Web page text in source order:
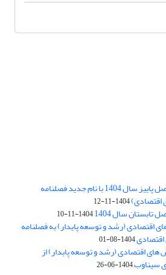
بارگذاری فایل کلی مقالات فصل پاییز سال 1404 با نام جدید فصلنامه
اقتصادی)1404-11-12
سال 1404 1404-11-10
اقتصادی (رشد و توسعه پایدار) به فصلنامه
1404-08-01
اقتصادی (رشد و توسعه پایدار) از
سیناوب1404-06-26